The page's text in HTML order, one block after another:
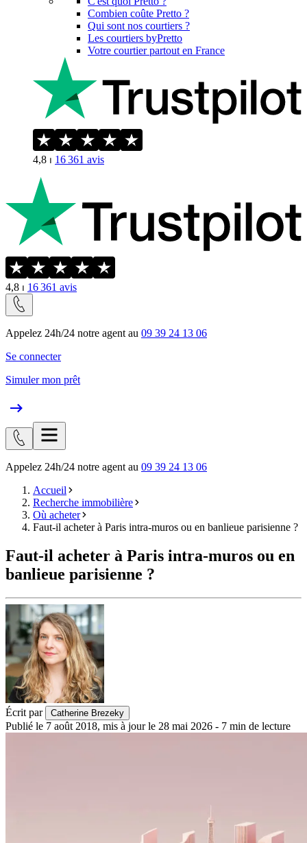
Combien coûte Pretto ?
Qui sont nos courtiers ?
Les courtiers byPretto
Votre courtier partout en France
4,8 ⏐ 16 361 avis
4,8 ⏐ 16 361 avis
Appelez 24h/24 notre agent au 09 39 24 13 06
Se connecter
Simuler mon prêt
Appelez 24h/24 notre agent au 09 39 24 13 06
Accueil
Recherche immobilière
Où acheter
Faut-il acheter à Paris intra-muros ou en banlieue parisienne ?
Faut-il acheter à Paris intra-muros ou en
banlieue parisienne ?
Écrit par Catherine Brezeky
Publié le 7 août 2018, mis à jour le 28 mai 2026 - 7 min de lecture